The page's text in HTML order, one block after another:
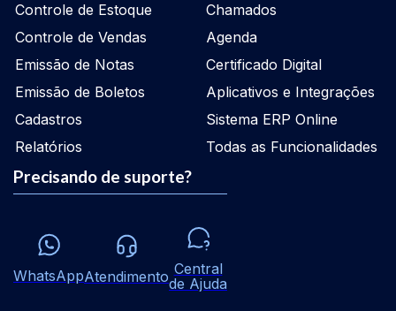
Controle de Estoque
Controle de Vendas
Emissão de Notas
Emissão de Boletos
Cadastros
Relatórios
Chamados
Agenda
Certificado Digital
Aplicativos e Integrações
Sistema ERP Online
Todas as Funcionalidades
Precisando de suporte?
WhatsAppAtendimento Central
de Ajuda